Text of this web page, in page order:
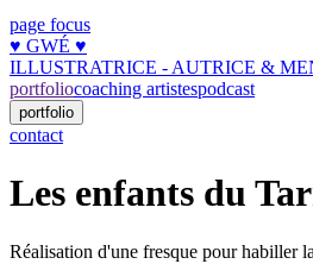
page focus
♥︎ GWÉ ♥︎
ILLUSTRATRICE - AUTRICE &
portfoliocoaching artistespodcast
portfolio
contact
Les enfants du
Réalisation d'une fresque pour habiller